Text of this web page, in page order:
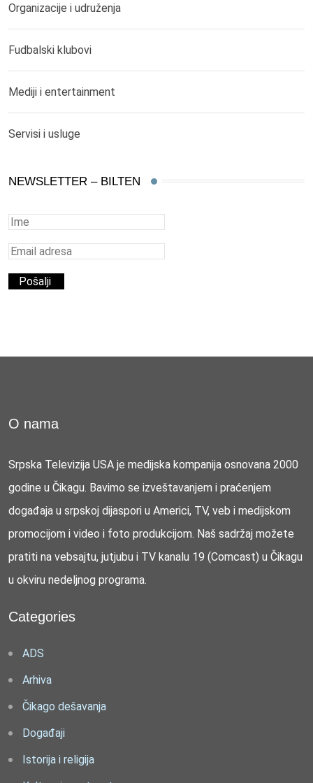
Organizacije i udruženja
Fudbalski klubovi
Mediji i entertainment
Servisi i usluge
NEWSLETTER – BILTEN
O nama
Srpska Televizija USA je medijska kompanija osnovana 2000
godine u Čikagu. Bavimo se izveštavanjem i praćenjem
događaja u srpskoj dijaspori u Americi, TV, veb i medijskom
promocijom i video i foto produkcijom. Naš sadržaj možete
pratiti na vebsajtu, jutjubu i TV kanalu 19 (Comcast) u Čikagu
u okviru nedeljnog programa.
Categories
ADS
Arhiva
Čikago dešavanja
Događaji
Istorija i religija